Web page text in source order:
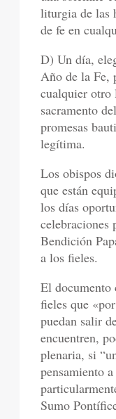
liturgia de las
de fe en
D) Un día,
Año de la Fe,
cualquier otro
sacramento
promesas
legítima.
Los obispos
que están
los días
Bendición
a los fieles.
El documento
fieles que
puedan salir
encuentren,
plenaria, si
pensamiento
Sumo